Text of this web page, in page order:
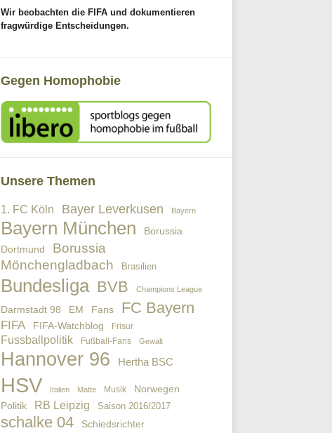
Wir beobachten die FIFA und dokumentieren
fragwürdige Entscheidungen.
Gegen Homophobie
Unsere Themen
1. FC Köln Bayer Leverkusen Bayern
Bayern München
Borussia
Dortmund
Borussia
Mönchengladbach
Brasilien
Bundesliga BVB Champions League
Darmstadt 98 EM Fans FC Bayern
FIFA FIFA-Watchblog Frisur
Fussballpolitik Fußball-Fans Gewalt
Hannover 96 Hertha BSC
HSV Italien Matte Musik Norwegen
Politik RB Leipzig Saison 2016/2017
schalke 04 Schiedsrichter